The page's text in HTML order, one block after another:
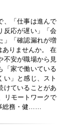
、「仕事は進んで
反応が遅い」「会
」「確認漏れが増
ありませんか。 在
不安が職場から見
「家で働いている
い」と感じ、スト
けていることがあ
リモートワークで
総務・健……